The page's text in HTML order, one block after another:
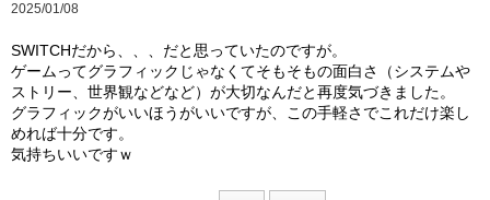
2025/01/08
SWITCHだから、、、だと思っていたのですが。
ゲームってグラフィックじゃなくてそもそもの面白さ（システムや
ストリー、世界観などなど）が大切なんだと再度気づきました。
グラフィックがいいほうがいいですが、この手軽さでこれだけ楽し
めれば十分です。
気持ちいいですｗ